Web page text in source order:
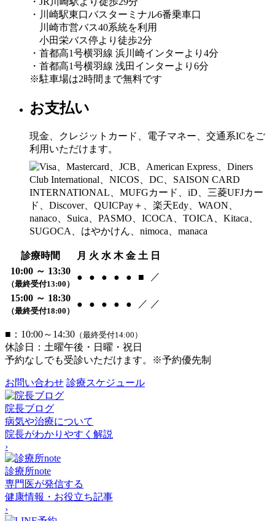
・川崎駅東口バスターミナル6番乗車口
川崎市営バス40系統を利用
小田栄バス停より徒歩2分
・首都高1号横羽線 浜川崎インターより4分
・首都高1号横羽線 浅田インターより6分
※駐車場は2時間まで無料です
お支払い
現金、クレジットカード、電子マネー、交通系ICをご
利用いただけます。
診療時間 月 火 水 木 金 土 日
10:00 ～ 13:30
（最終受付13:00）
● ● ● ● ● ■ ／
15:00 ～ 18:30
（最終受付18:00）
● ● ● ● ● ／ ／
■：10:00～14:30 （最終受付14:00）
休診日：土曜午後・日曜・祝日
予約なしでも受診いただけます。※予約優先制
お問い合わせ 診療スケジュール
院長ブログ
病気や治療について
院長がわかりやすく解説
›
診療所note
専門医が発信する
健康情報・お役立ち記事
›